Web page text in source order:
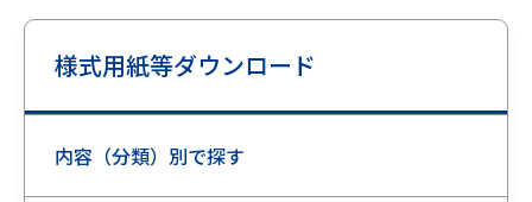
様式用紙等ダウンロード
内容（分類）別で探す